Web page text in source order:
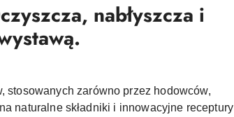
nabłyszcza i
stosowanych zarówno przez hodowców,
naturalne składniki i innowacyjne receptury